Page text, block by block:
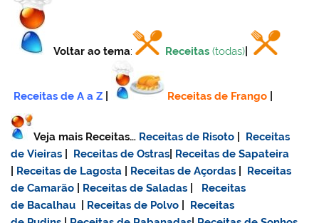
Voltar ao tema: Receitas (todas)
Receitas de A a Z Receitas de Frango
Veja mais Receitas… Receitas de Risoto
Receitas
de Vieiras
Receitas de Ostras Receitas de Sapateira
Receitas de Lagosta Receitas de Açordas
Receitas
de Camarão
Receitas de Saladas
Receitas
de Bacalhau
Receitas de Polvo
Receitas